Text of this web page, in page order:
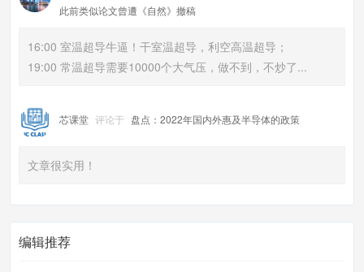
此前类似论文曾遭《自然》撤稿
16:00 室温超导牛逼！干室温超导，利空高温超导；
19:00 常温超导需要10000个大气压，做不到，不炒了...
芯课堂 评论于 盘点：2022年国内外惠及半导体的政策
文章很实用！
编辑推荐